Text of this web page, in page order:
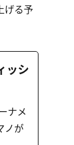
げる予
ッシ
ナメ
ノが